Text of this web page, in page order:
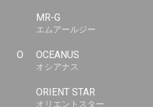
MR-G
エムアールジー
O OCEANUS
オシアナス
ORIENT STAR
オリエントスター